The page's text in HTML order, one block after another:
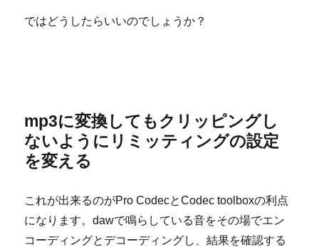
ではどうしたらいいのでしょうか？
mp3に変換してもクリッピングし
ないようにリミッティングの設定
を変える
これが出来るのがPro CodecとCodec toolboxの利点
になります。dawで鳴らしている音をその場でエン
コーディングとデコーディングし、結果を確認する